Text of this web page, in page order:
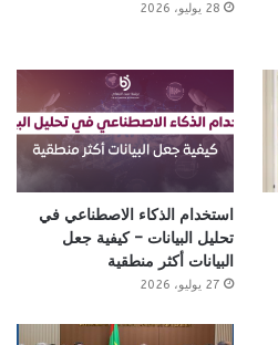
28 يوليو، 2026
استخدام الذكاء الاصطناعي في
تحليل البيانات – كيفية جعل
البيانات أكثر منطقية
27 يوليو، 2026